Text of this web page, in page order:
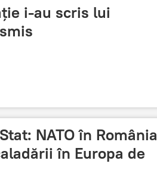
i-au scris lui
NATO în România
în Europa de